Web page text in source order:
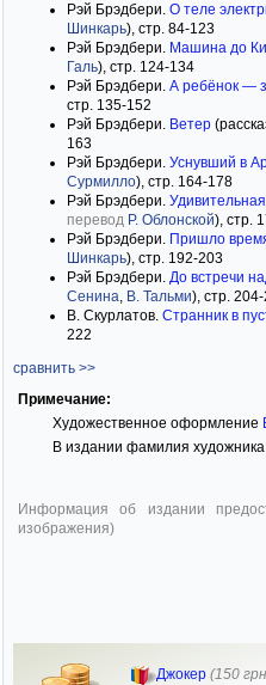
Рэй Брэдбери. О теле
Шинкарь), стр. 84-123
Рэй Брэдбери. Машина до
Галь), стр. 124-134
Рэй Брэдбери. А ребёнок —
стр. 135-152
Рэй Брэдбери. Ветер
163
Рэй Брэдбери. Уснувший в
Сурмилло), стр. 164-178
Рэй Брэдбери.
перевод Р. Облонской), стр.
Рэй Брэдбери. Пришло
Шинкарь), стр. 192-203
Рэй Брэдбери. До встречи
Сенина, В. Тальми), стр.
В. Скурлатов. Странник в
222
сравнить >>
Примечание:
Художественное оформление
В издании фамилия
Информация об издании
изображения)
Джокер (150